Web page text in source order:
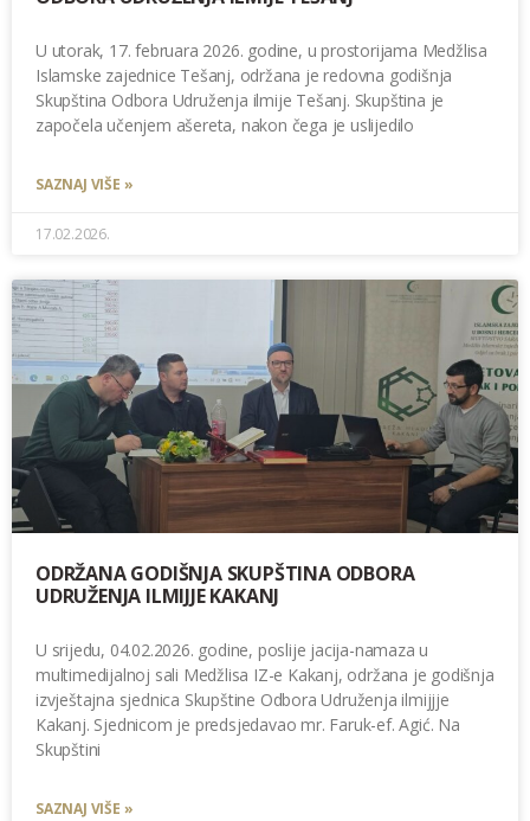
U utorak, 17. februara 2026. godine, u prostorijama Medžlisa
Islamske zajednice Tešanj, održana je redovna godišnja
Skupština Odbora Udruženja ilmije Tešanj. Skupština je
započela učenjem ašereta, nakon čega je uslijedilo
SAZNAJ VIŠE »
17.02.2026.
ODRŽANA GODIŠNJA SKUPŠTINA ODBORA
UDRUŽENJA ILMIJJE KAKANJ
U srijedu, 04.02.2026. godine, poslije jacija-namaza u
multimedijalnoj sali Medžlisa IZ-e Kakanj, održana je godišnja
izvještajna sjednica Skupštine Odbora Udruženja ilmijjje
Kakanj. Sjednicom je predsjedavao mr. Faruk-ef. Agić. Na
Skupštini
SAZNAJ VIŠE »